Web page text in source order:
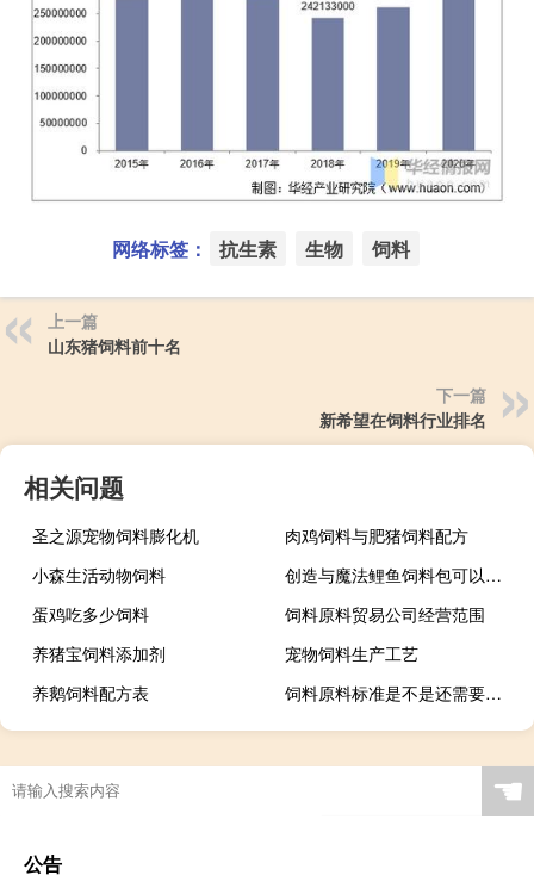
网络标签： 抗生素 生物 饲料
上一篇
山东猪饲料前十名
下一篇
新希望在饲料行业排名
相关问题
圣之源宠物饲料膨化机
肉鸡饲料与肥猪饲料配方
小森生活动物饲料
创造与魔法鲤鱼饲料包可以做什么饲料
蛋鸡吃多少饲料
饲料原料贸易公司经营范围
养猪宝饲料添加剂
宠物饲料生产工艺
养鹅饲料配方表
饲料原料标准是不是还需要加上允许误差
☚
公告